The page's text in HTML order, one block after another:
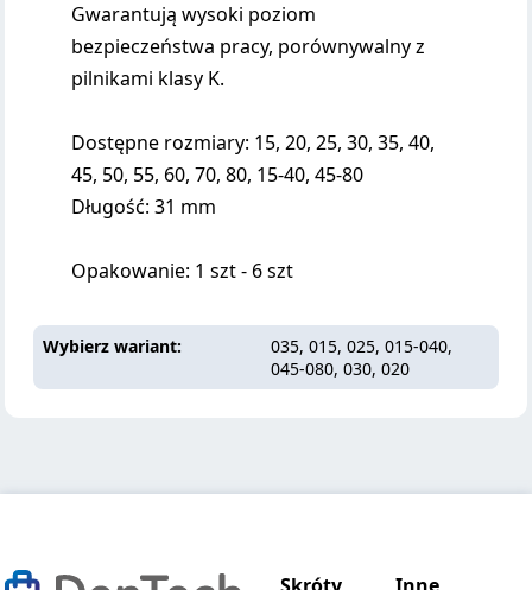
Gwarantują wysoki poziom
bezpieczeństwa pracy, porównywalny z
pilnikami klasy K.
Dostępne rozmiary: 15, 20, 25, 30, 35, 40,
45, 50, 55, 60, 70, 80, 15-40, 45-80
Długość: 31 mm
Opakowanie: 1 szt - 6 szt
Wybierz wariant
035, 015, 025, 015-040,
045-080, 030, 020